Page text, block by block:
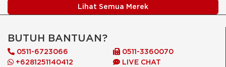
Lihat Semua Merek
BUTUH BANTUAN?
0511-6723066
0511-3360070
+6281251140412
LIVE CHAT